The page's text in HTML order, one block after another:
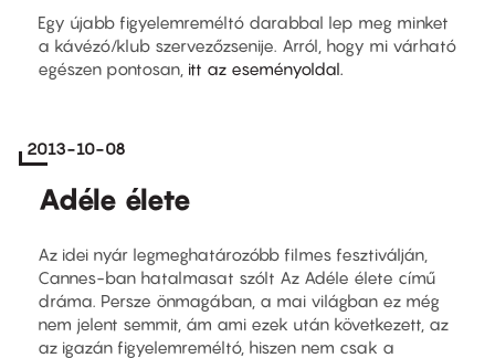
Egy újabb figyelemreméltó darabbal lep meg minket
a kávézó/klub szervezőzsenije. Arról, hogy mi várható
egészen pontosan, itt az eseményoldal.
2013-10-08
Adéle élete
Az idei nyár legmeghatározóbb filmes fesztiválján,
Cannes-ban hatalmasat szólt Az Adéle élete című
dráma. Persze önmagában, a mai világban ez még
nem jelent semmit, ám ami ezek után következett, az
az igazán figyelemreméltó, hiszen nem csak a